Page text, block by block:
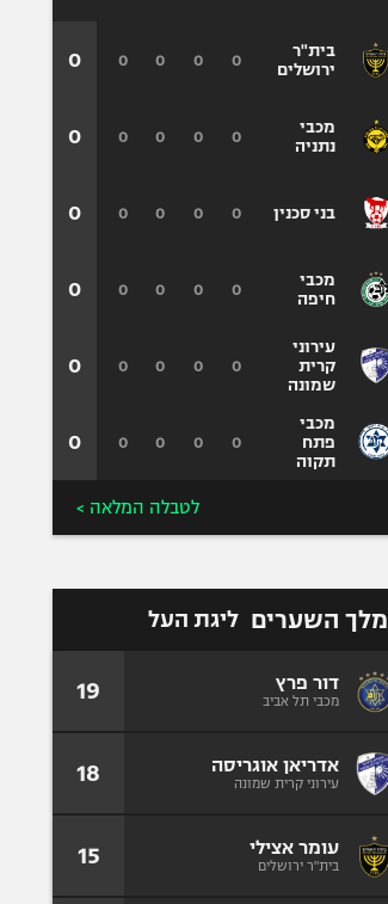
בית"ר
ירושלים
מכבי
נתניה
בני סכנין
מכבי
חיפה
עירוני
קרית
שמונה
מכבי
פתח
תקוה
0
0
0
0
0
0
0
0
0
0
0
0
0
0
0
0
0
0
0
0
0
0
0
0
0
0
0
0
0
0
לטבלה המלאה >
מלך השערים ליגת העל
דור פרץ
מכבי תל אביב 19
אדריאן אוגריסה
עירוני קרית שמונה 18
עומר אצילי
בית"ר ירושלים 15